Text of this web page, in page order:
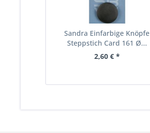
Sandra Einfarbige Knöpfe
Steppstich Card 161 Ø...
2,60 € *